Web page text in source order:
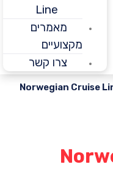
מאמרים
מקצועיים
צרו קשר